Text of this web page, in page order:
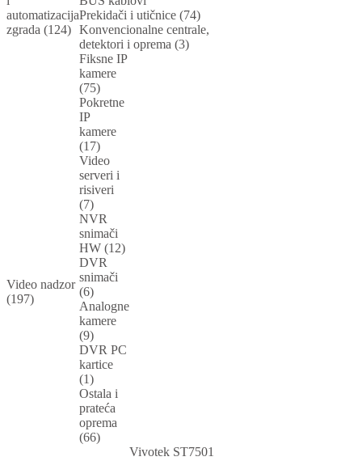
automatizacija
zgrada (124)
Prekidači i utičnice (74)
Konvencionalne centrale,
detektori i oprema (3)
Video nadzor
(197)
Fiksne IP
kamere
(75)
Pokretne
IP
kamere
(17)
Video
serveri i
risiveri
(7)
NVR
snimači
HW (12)
DVR
snimači
(6)
Analogne
kamere
(9)
DVR PC
kartice
(1)
Ostala i
prateća
oprema
(66)
Vivotek ST7501